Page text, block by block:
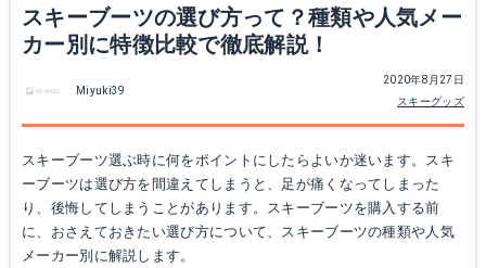
スキーブーツの選び方って？種類や人気メー
カー別に特徴比較で徹底解説！
2020年8月27日
スキーグッズ
Miyuki39
スキーブーツ選ぶ時に何をポイントにしたらよいか迷います。スキ
ーブーツは選び方を間違えてしまうと、足が痛くなってしまった
り、後悔してしまうことがあります。スキーブーツを購入する前
に、おさえておきたい選び方について、スキーブーツの種類や人気
メーカー別に解説します。